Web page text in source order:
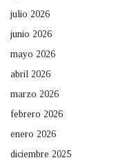
julio 2026
junio 2026
mayo 2026
abril 2026
marzo 2026
febrero 2026
enero 2026
diciembre 2025